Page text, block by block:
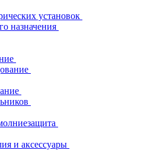
установок
назначения
и аксессуары